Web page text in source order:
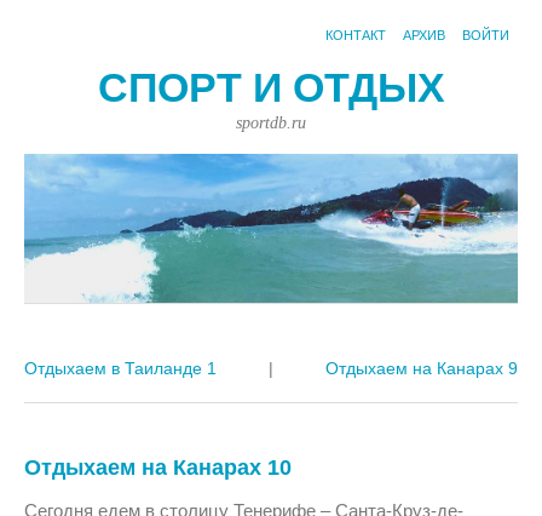
КОНТАКТ АРХИВ ВОЙТИ
СПОРТ И ОТДЫХ
sportdb.ru
Отдыхаем в Таиланде 1 | Отдыхаем на Канарах 9
Отдыхаем на Канарах 10
Сегодня едем в столицу Тенерифе – Санта-Круз-де-